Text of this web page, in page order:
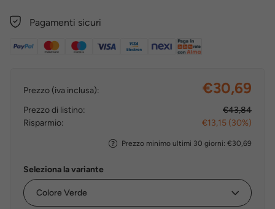
Pagamenti sicuri
Prezzo (iva inclusa): €30,69
Prezzo di listino:
€43,84
Risparmio:
€13,15 (30%)
Prezzo minimo ultimi 30 giorni: €30,69
Seleziona la variante